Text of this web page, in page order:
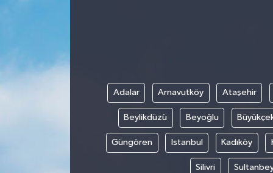
Adalar Arnavutköy Ataşehir
Beylikdüzü Beyoğlu
Güngören Istanbul Kadıköy
Silivri